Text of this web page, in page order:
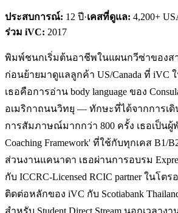
ประสบการณ์: 12 ปี·เคสที่ดูแล: 4,200+
ร่วม iVC: 2017
พิมพ์ชนกเริ่มต้นอาชีพในแผนกวีซ่าของส
ก่อนย้ายมาดูแลลูกค้า US/Canada ที่ iVC
เธอคือการอ่าน body language ของ
อเมริกาถนนวิทยุ — ทักษะที่ได้จากการเ
การสัมภาษณ์มากกว่า 800 ครั้ง เธอเป็นผู้
Coaching Framework' ที่ใช้กับทุกเคส B1/
ส่วนงานแคนาดา เธอผ่านการอบรม
กับ ICCRC-Licensed RCIC partner ในโต
ติดต่อหลักของ iVC กับ Scotiabank
สำหรับ Student Direct Stream นอกเวลา